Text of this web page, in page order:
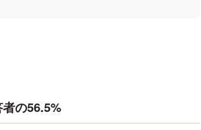
の56.5%